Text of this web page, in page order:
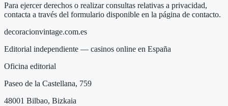
Para ejercer derechos o realizar consultas relativas a privacidad,
contacta a través del formulario disponible en la página de contacto.
decoracionvintage.com.es
Editorial independiente — casinos online en España
Oficina editorial
Paseo de la Castellana, 759
48001 Bilbao, Bizkaia